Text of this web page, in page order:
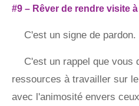
#9 – Rêver de rendre visite
C'est un signe de pardon.
C'est un rappel que vous
ressources à travailler sur
avec l'animosité envers